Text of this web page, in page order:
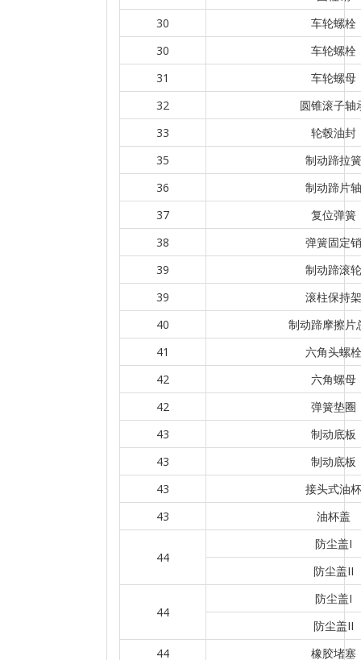
30
车轮螺栓
30
车轮螺栓
31
车轮螺母
32
圆锥滚子轴
33
轮毂油封
35
制动蹄拉簧
36
制动蹄片轴
37
复位弹簧
38
弹簧固定销
39
制动蹄滚轮
39
滚柱保持架
40
制动蹄摩擦片
41
六角头螺栓
42
六角螺母
42
弹簧垫圈
43
制动底板
43
制动底板
43
接头式油杯
43
油杯盖
44
防尘盖I
防尘盖II
44
防尘盖I
防尘盖II
44
橡胶堵塞